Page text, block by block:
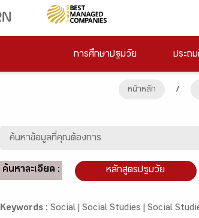
การศึกษาปฐมวัย ประถ
หน้าหลัก /
ค้นหาละเอียด : หลักสูตรปฐมวัย
Keywords : Social | Social Studies | Social